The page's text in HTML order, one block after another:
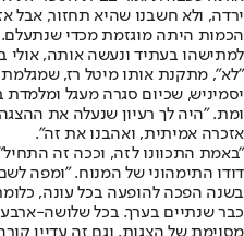
ירדה, ולא חשבנו שהיא תחזור, אבל
הכמות היתה מוגזמת מכדי שנתעלם.
למתישהו בעתיד ונעשה אותה, אולי
"לא", מתקנת אותו מיטל רז,
יסמיניש, שכיום סגרה מעגל
ומת. "היה לך רעיון שנעלה את
אזכרה אמיתית, ואהבנו את זה".
"באמת התכוונו לזה, וככה זה
דודו התימהוני של המנוח. "ומפה
בשנה הפכה להופעה בכל עונה,
כבר שנתיים בערך. בכל שלושה-